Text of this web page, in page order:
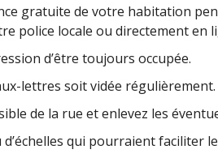
gratuite de votre habitation
police locale ou directement en
d’être toujours occupée.
lettres soit vidée régulièrement.
de la rue et enlevez les
qui pourraient faciliter